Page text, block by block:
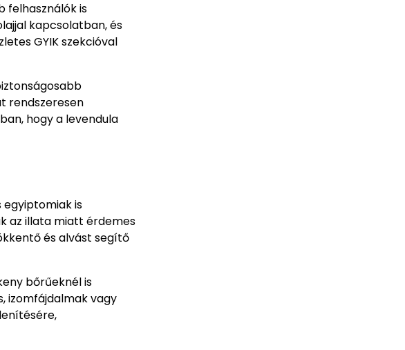
felhasználók is
kapcsolatban, és
GYIK szekcióval
rendszeresen
hogy a levendula
egyiptomiak is
az illata miatt érdemes
és alvást segítő
bőrűeknél is
izomfájdalmak vagy